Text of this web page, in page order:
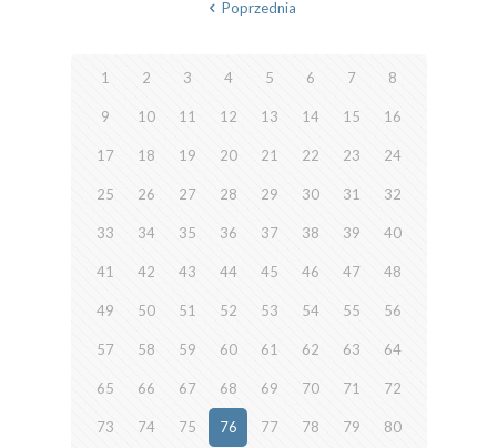
Poprzednia
1 2 3 4 5 6 7 8
9 10 11 12 13 14 15 16
17 18 19 20 21 22 23 24
25 26 27 28 29 30 31 32
33 34 35 36 37 38 39 40
41 42 43 44 45 46 47 48
49 50 51 52 53 54 55 56
57 58 59 60 61 62 63 64
65 66 67 68 69 70 71 72
73 74 75 76 77 78 79 80